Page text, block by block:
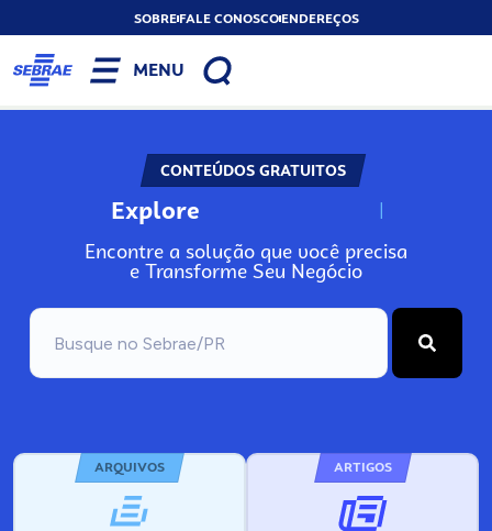
SOBREFALE CONOSCOENDEREÇOS
MENU
CONTEÚDOS GRATUITOS
Explore N
Encontre a solução que você precisa
e Transforme Seu Negócio
ARQUIVOS ARTIGOS